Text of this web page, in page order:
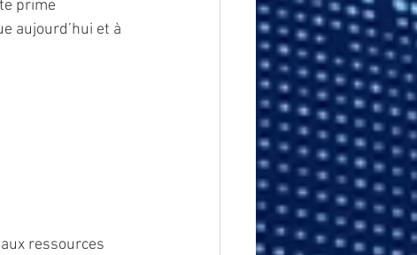
prime
aujourd’hui et à
ressources